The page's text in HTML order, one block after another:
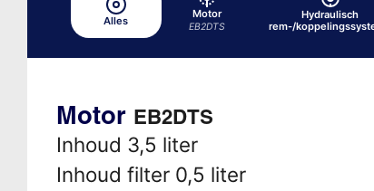
Alles
Motor
EB2DTS
Hydraulisch
rem-/
Motor EB2DTS
Inhoud 3,5 liter
Inhoud filter 0,5 liter